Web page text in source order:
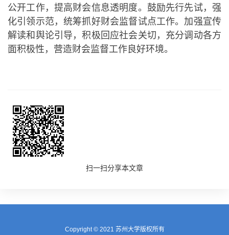
公开工作，提高财会信息透明度。鼓励先行先试，强
化引领示范，统筹抓好财会监督试点工作。加强宣传
解读和舆论引导，积极回应社会关切，充分调动各方
面积极性，营造财会监督工作良好环境。
扫一扫分享本文章
Copyright © 2021 苏州大学版权所有